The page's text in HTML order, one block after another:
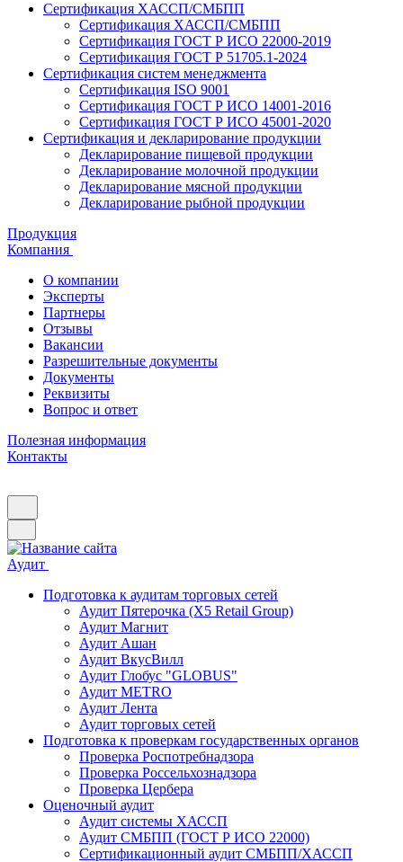
Сертификация ХАССП/СМБПП
Сертификация ХАССП/СМБПП
Сертификация ГОСТ Р ИСО 22000-2019
Сертификация ГОСТ Р 51705.1-2024
Сертификация систем менеджмента
Сертификация ISO 9001
Сертификация ГОСТ Р ИСО 14001-2016
Сертификация ГОСТ Р ИСО 45001-2020
Сертификация и декларирование продукции
Декларирование пищевой продукции
Декларирование молочной продукции
Декларирование мясной продукции
Декларирование рыбной продукции
Продукция
Компания
О компании
Эксперты
Партнеры
Отзывы
Вакансии
Разрешительные документы
Документы
Реквизиты
Вопрос и ответ
Полезная информация
Контакты
Аудит
Подготовка к аудитам торговых сетей
Аудит Пятерочка (X5 Retail Group)
Аудит Магнит
Аудит Ашан
Аудит ВкусВилл
Аудит Глобус "GLOBUS"
Аудит METRO
Аудит Лента
Аудит торговых сетей
Подготовка к проверкам государственных органов
Проверка Роспотребнадзора
Проверка Россельхознадзора
Проверка Цербера
Оценочный аудит
Аудит системы ХАССП
Аудит СМБПП (ГОСТ Р ИСО 22000)
Сертификационный аудит СМБПП/ХАССП